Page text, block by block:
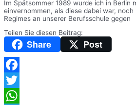
Im Spätsommer 1989 wurde ich in Berlin
einvernommen, als diese dabei war,
Regimes an unserer Berufsschule gegen
Teilen Sie diesen Beitrag:
Share Post
Facebook
Twitter